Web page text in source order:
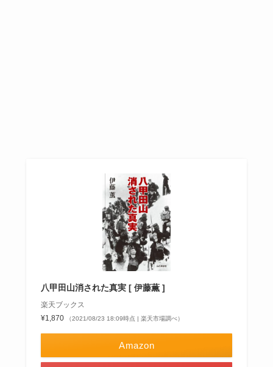
八甲田山消された真実 [ 伊藤薫 ]
楽天ブックス
¥1,870
（2021/08/23 18:09時点 | 楽天市場調べ）
Amazon